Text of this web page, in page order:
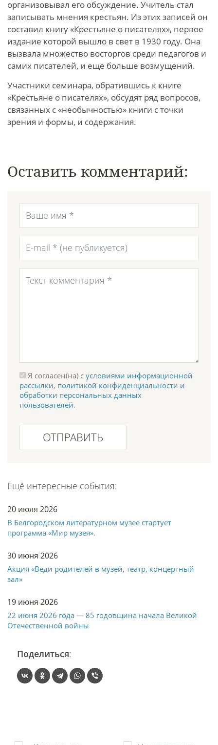
организовывал его обсуждение. Учитель стал
записывать мнения крестьян. Из этих записей он
составил книгу «Крестьяне о писателях», первое
издание которой вышло в свет в 1930 году. Она
вызвала множество восторгов среди педагогов и
самих писателей, и еще больше возмущений.
Участники семинара, обратившись к книге
«Крестьяне о писателях», обсудят ряд вопросов,
связанных с «необычностью» книги с точки
зрения и формы, и содержания.
Оставить комментарий:
Я согласен(на) с условиями информационной
рассылки, политикой конфиденциальности и
обработки персональных данных
пользователей.
ОТПРАВИТЬ
Ещё интересные события:
20 июля 2026
В Белгородском литературном музее стартует
программа «Мир музея».
30 июня 2026
Акция «Веди родителей в музей, театр, концертный
зал»
19 июня 2026
22 июня 2026 года — 85 годовщина начала Великой
Отечественной войны
Поделиться: